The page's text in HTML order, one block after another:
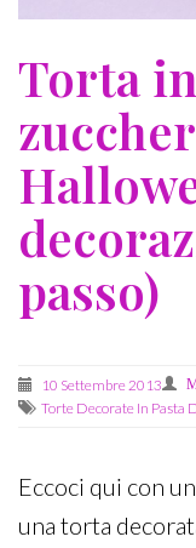
Torta
passo)
10 Settembre 2013
Torte Decorate In Pasta
Eccoci qui con
una torta